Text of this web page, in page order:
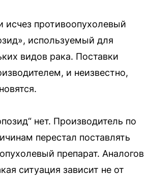
исчез противоопухолевый
используемый для
видов рака. Поставки
и неизвестно,
нет. Производитель по
перестал поставлять
препарат. Аналогов
ситуация зависит не от